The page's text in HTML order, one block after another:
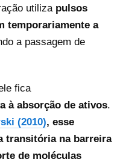
utiliza pulsos
temporariamente a
a passagem de
fica
à absorção de ativos.
(2010), esse
transitória na barreira
de moléculas